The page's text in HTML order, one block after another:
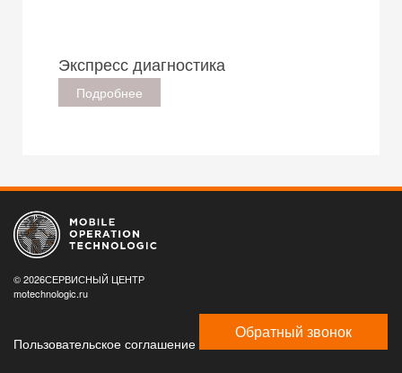
Экспресс диагностика
Подробнее
© 2026СЕРВИСНЫЙ ЦЕНТР
motechnologic.ru
Пользовательское соглашение
Обратный звонок